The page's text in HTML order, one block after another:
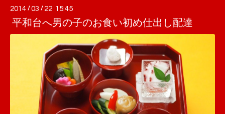
2014 /03 / 22 15:45
平和台へ男の子のお食い初め仕出し配達